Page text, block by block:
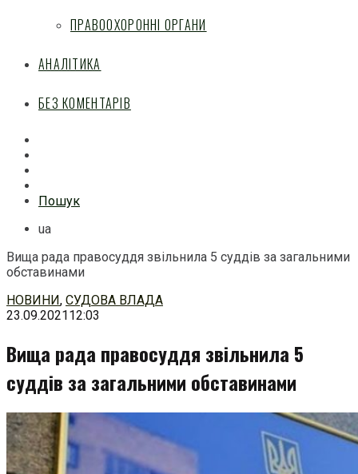
ПРАВООХОРОННІ ОРГАНИ
АНАЛІТИКА
БЕЗ КОМЕНТАРІВ
Пошук
ua
Вища рада правосуддя звільнила 5 суддів за загальними
обставинами
Перейти
до
НОВИНИ, СУДОВА ВЛАДА
23.09.202112:03
Вища рада правосуддя звільнила 5
суддів за загальними обставинами